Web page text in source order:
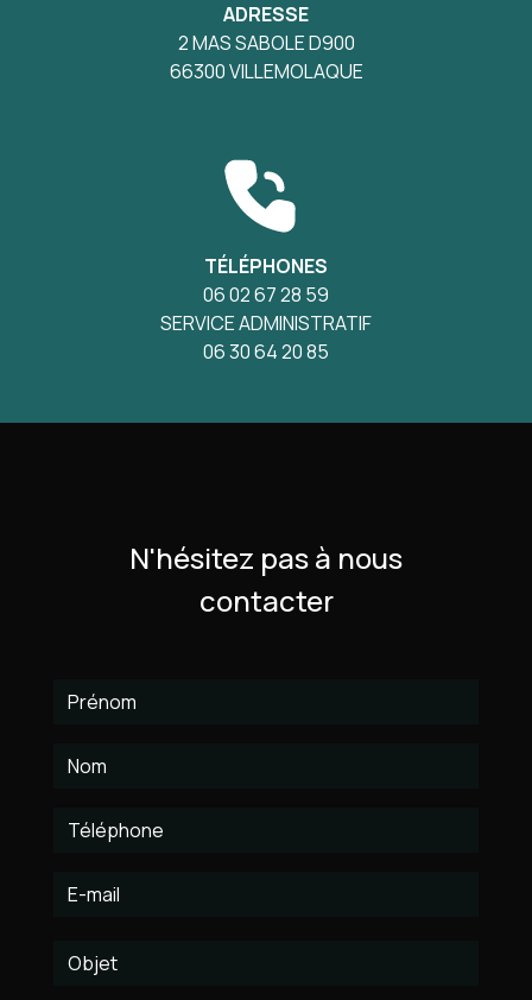
ADRESSE
2 MAS SABOLE D900
66300 VILLEMOLAQUE
TÉLÉPHONES
06 02 67 28 59
SERVICE ADMINISTRATIF
06 30 64 20 85
N'hésitez pas à nous
contacter